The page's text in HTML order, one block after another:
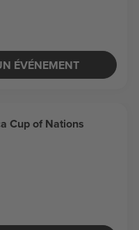
ÉVÉNEMENT
Cup of Nations